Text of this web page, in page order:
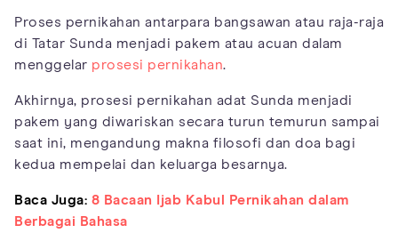
Proses pernikahan antarpara bangsawan atau raja-raja
di Tatar Sunda menjadi pakem atau acuan dalam
menggelar prosesi pernikahan.
Akhirnya, prosesi pernikahan adat Sunda menjadi
pakem yang diwariskan secara turun temurun sampai
saat ini, mengandung makna filosofi dan doa bagi
kedua mempelai dan keluarga besarnya.
Baca Juga: 8 Bacaan Ijab Kabul Pernikahan dalam
Berbagai Bahasa